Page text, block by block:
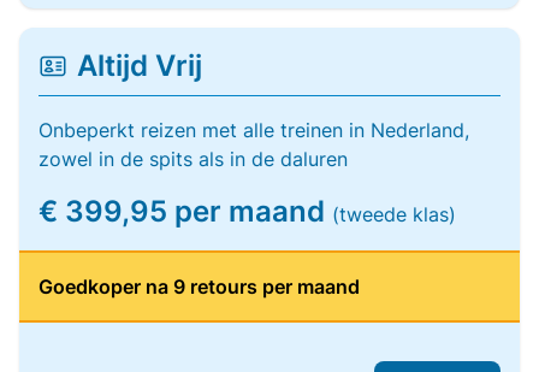
Altijd Vrij
Onbeperkt reizen met alle treinen in Nederland,
zowel in de spits als in de daluren
€ 399,95 per maand (tweede klas)
Goedkoper na 9 retours per maand